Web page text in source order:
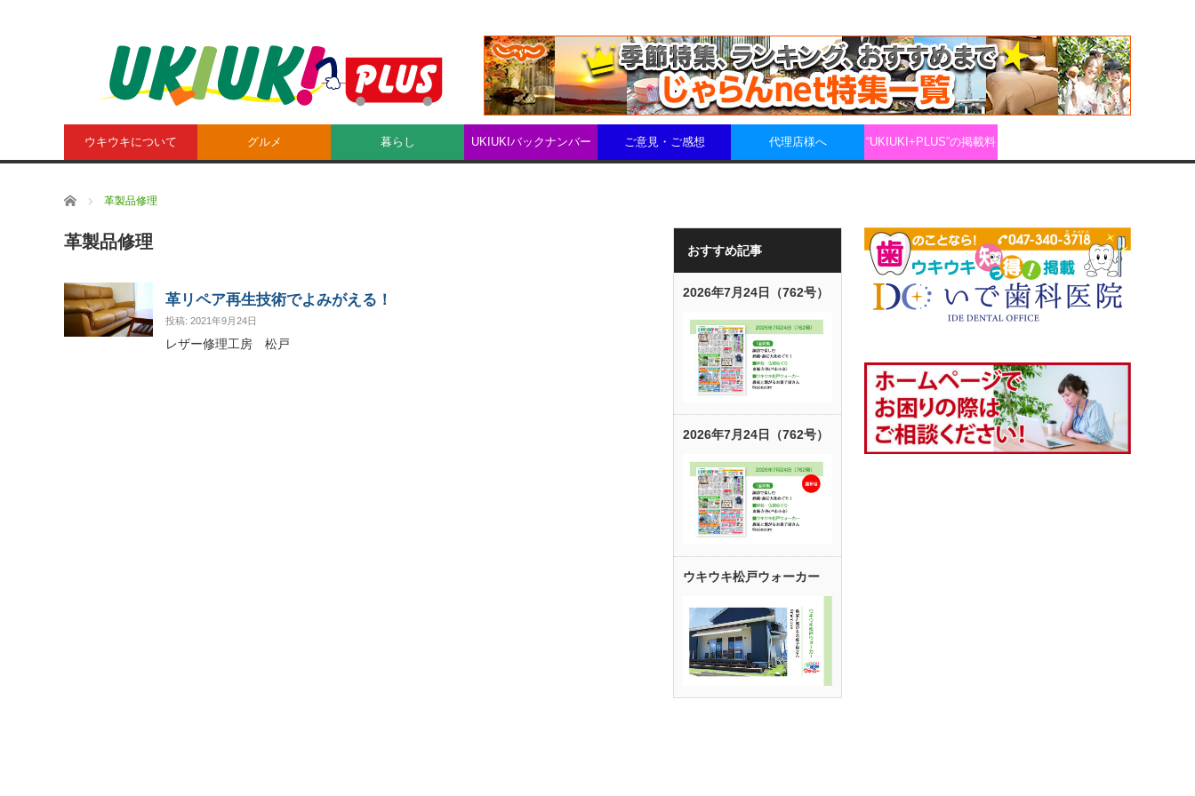
ウキウキについて グルメ 暮らし UKIUKIバックナンバー ご意見・ご感想 代理店様へ “UKIUKI+PLUS”の掲載料
ホーム 革製品修理
革製品修理
革リペア再生技術でよみがえる！
投稿: 2021年9月24日
レザー修理工房 松戸
おすすめ記事
2026年7月24日（762号）
2026年7月24日（762号）
ウキウキ松戸ウォーカー